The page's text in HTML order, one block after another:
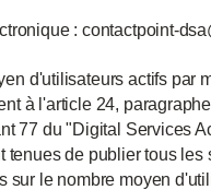
: contactpoint-
d'utilisateurs actifs par
à l'article 24,
77 du "Digital Services
tenues de publier tous les
sur le nombre moyen